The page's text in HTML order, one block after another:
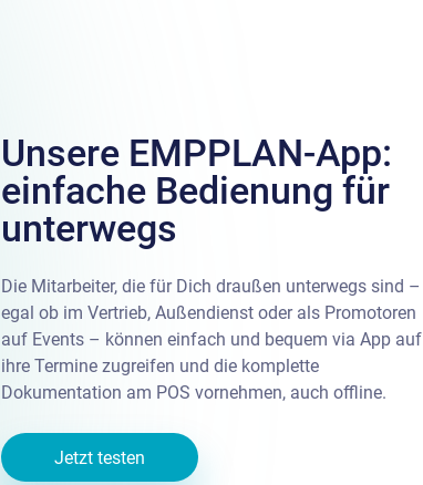
Unsere EMPPLAN-App:
einfache Bedienung für
unterwegs
Die Mitarbeiter, die für Dich draußen unterwegs sind –
egal ob im Vertrieb, Außendienst oder als Promotoren
auf Events – können einfach und bequem via App auf
ihre Termine zugreifen und die komplette
Dokumentation am POS vornehmen, auch offline.
Jetzt testen